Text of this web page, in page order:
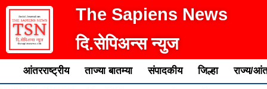
The Sapiens News
दि.सेपिअन्स न्युज
आंतरराष्ट्रीय ताज्या बातम्या संपादकीय जिल्हा राज्य/